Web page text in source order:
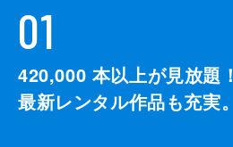
01
420,000 本以上が見放題！
最新レンタル作品も充実。